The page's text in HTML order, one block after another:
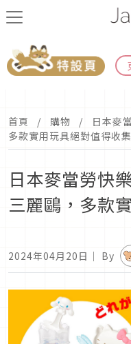
首頁 購物
日本麥
多款實用玩具絕對值得收集
日本麥當勞快
三麗鷗，多款
2024年04月20日 ｜ By